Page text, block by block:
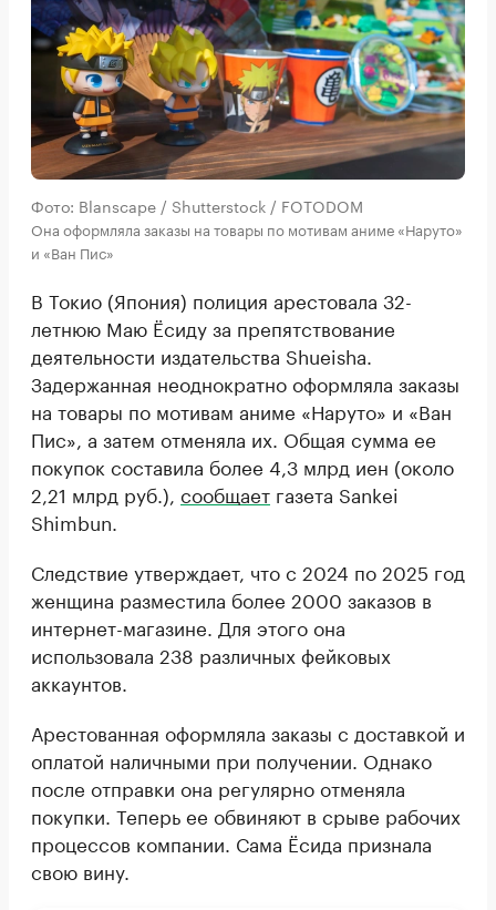
Фото: Blanscape / Shutterstock / FOTODOM
Она оформляла заказы на товары по мотивам аниме «Наруто»
и «Ван Пис»
В Токио (Япония) полиция арестовала 32-
летнюю Маю Ёсиду за препятствование
деятельности издательства Shueisha.
Задержанная неоднократно оформляла заказы
на товары по мотивам аниме «Наруто» и «Ван
Пис», а затем отменяла их. Общая сумма ее
покупок составила более 4,3 млрд иен (около
2,21 млрд руб.), сообщает газета Sankei
Shimbun.
Следствие утверждает, что с 2024 по 2025 год
женщина разместила более 2000 заказов в
интернет-магазине. Для этого она
использовала 238 различных фейковых
аккаунтов.
Арестованная оформляла заказы с доставкой и
оплатой наличными при получении. Однако
после отправки она регулярно отменяла
покупки. Теперь ее обвиняют в срыве рабочих
процессов компании. Сама Ёсида признала
свою вину.